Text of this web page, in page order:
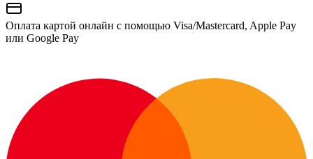
Оплата картой онлайн с помощью Visa/Mastercard, Apple Pay
или Google Pay